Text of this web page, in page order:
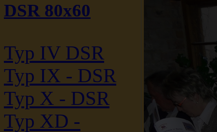
DSR 80x60
Typ IV DSR
Typ IX - DSR
Typ X - DSR
Typ XD -